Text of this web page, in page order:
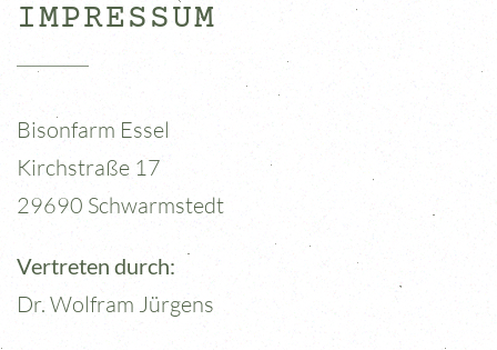
IMPRESSUM
Bisonfarm Essel
Kirchstraße 17
29690 Schwarmstedt
Vertreten durch:
Dr. Wolfram Jürgens